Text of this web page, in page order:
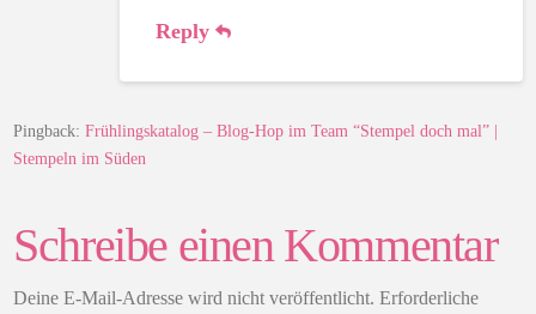
Reply
Pingback:Frühlingskatalog – Blog-Hop im Team “Stempel doch mal” |
Stempeln im Süden
Schreibe einen Kommentar
Deine E-Mail-Adresse wird nicht veröffentlicht. Erforderliche